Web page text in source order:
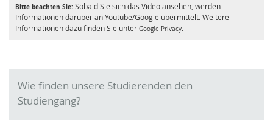
Bitte beachten Sie:Sobald Sie sich das Video ansehen, werden
Informationen darüber an Youtube/Google übermittelt. Weitere
Informationen dazu finden Sie unter Google Privacy.
Wie finden unsere Studierenden den
Studiengang?